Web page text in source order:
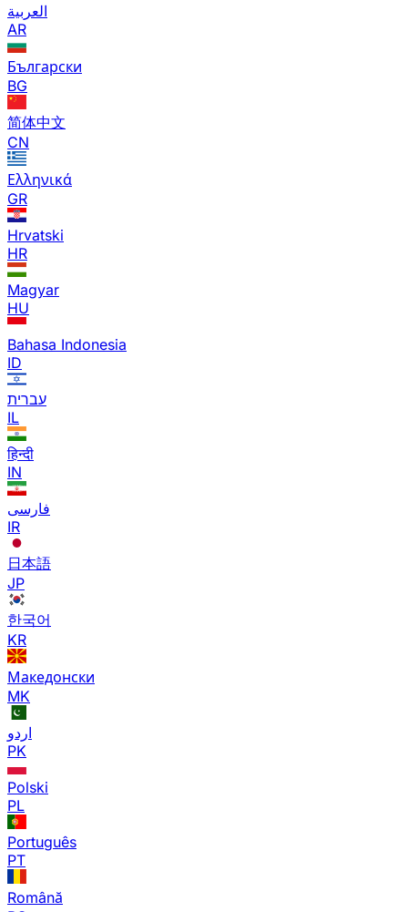
العربية
AR
Български
BG
简体中文
CN
Ελληνικά
GR
Hrvatski
HR
Magyar
HU
Bahasa Indonesia
ID
עברית
IL
हिन्दी
IN
فارسی
IR
日本語
JP
한국어
KR
Македонски
MK
اردو
PK
Polski
PL
Português
PT
Română